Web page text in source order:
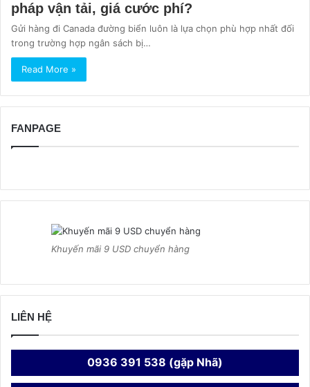
pháp vận tải, giá cước phí?
Gửi hàng đi Canada đường biển luôn là lựa chọn phù hợp nhất đối
trong trường hợp ngân sách bị…
Read More »
FANPAGE
Khuyến mãi 9 USD chuyển hàng
LIÊN HỆ
0936 391 538 (gặp Nhã)